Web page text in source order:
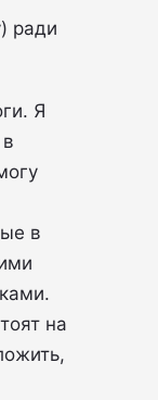
ради
Я
в
на